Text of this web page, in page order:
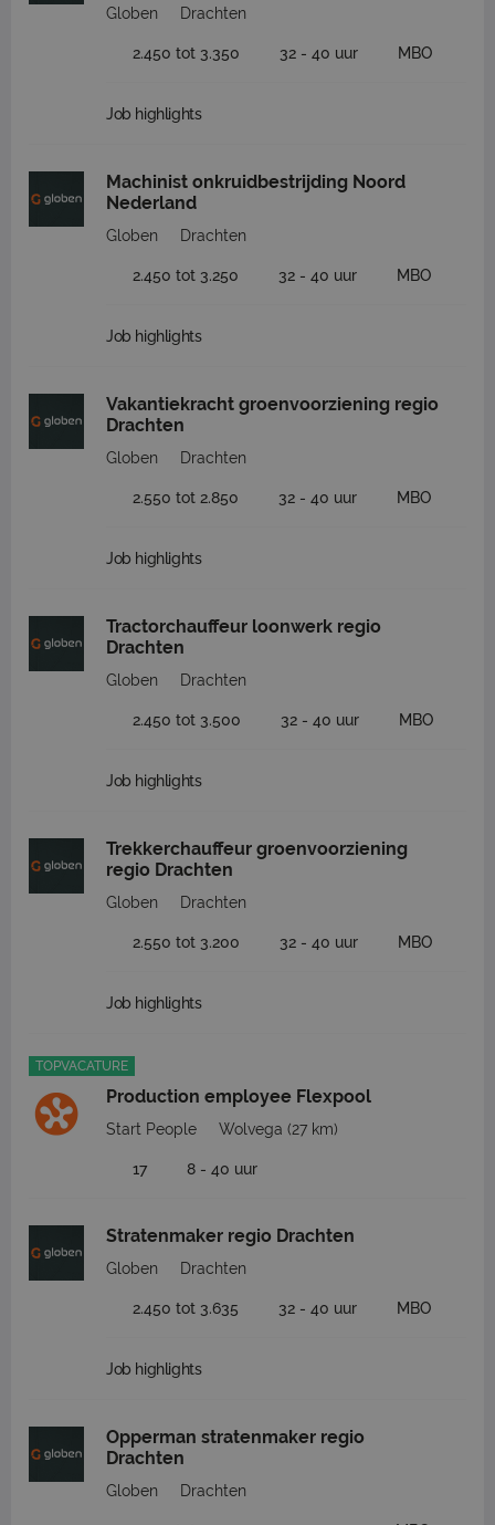
Globen Drachten
2.450 tot 3.350 32 - 40 uur MBO
Job highlights
Machinist onkruidbestrijding Noord
Nederland
Globen Drachten
2.450 tot 3.250 32 - 40 uur MBO
Job highlights
Vakantiekracht groenvoorziening regio
Drachten
Globen Drachten
2.550 tot 2.850 32 - 40 uur MBO
Job highlights
Tractorchauffeur loonwerk regio
Drachten
Globen Drachten
2.450 tot 3.500 32 - 40 uur MBO
Job highlights
Trekkerchauffeur groenvoorziening
regio Drachten
Globen Drachten
2.550 tot 3.200 32 - 40 uur MBO
Job highlights
TOPVACATURE
Production employee Flexpool
Start People Wolvega (27 km)
17 8 - 40 uur
Stratenmaker regio Drachten
Globen Drachten
2.450 tot 3.635 32 - 40 uur MBO
Job highlights
Opperman stratenmaker regio
Drachten
Globen Drachten